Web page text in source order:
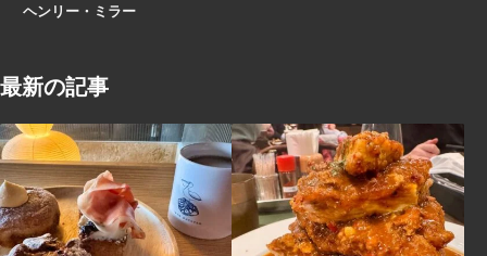
ヘンリー・ミラー
最新の記事